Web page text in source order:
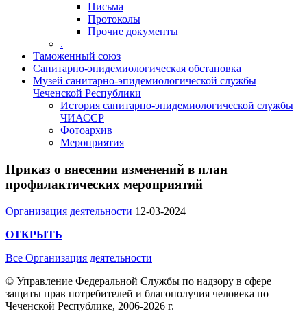
Письма
Протоколы
Прочие документы
.
Таможенный союз
Санитарно-эпидемиологическая обстановка
Музей санитарно-эпидемиологической службы
Чеченской Республики
История санитарно-эпидемиологической службы
ЧИАССР
Фотоархив
Мероприятия
Приказ о внесении изменений в план
профилактических мероприятий
Организация деятельности 12-03-2024
ОТКРЫТЬ
Все Организация деятельности
© Управление Федеральной Службы по надзору в сфере
защиты прав потребителей и благополучия человека по
Чеченской Республике, 2006-2026 г.